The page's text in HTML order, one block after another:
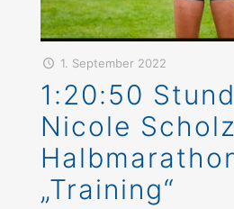
1. September 2022
1:20:50
Nicole
„Training“